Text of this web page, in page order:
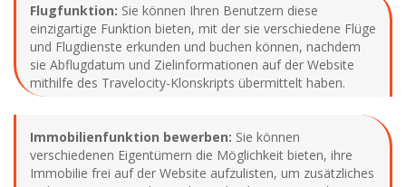
Flugfunktion: Sie können Ihren Benutzern diese
einzigartige Funktion bieten, mit der sie verschiedene Flüge
und Flugdienste erkunden und buchen können, nachdem
sie Abflugdatum und Zielinformationen auf der Website
mithilfe des Travelocity-Klonskripts übermittelt haben.
Immobilienfunktion bewerben: Sie können
verschiedenen Eigentümern die Möglichkeit bieten, ihre
Immobilie frei auf der Website aufzulisten, um zusätzliches